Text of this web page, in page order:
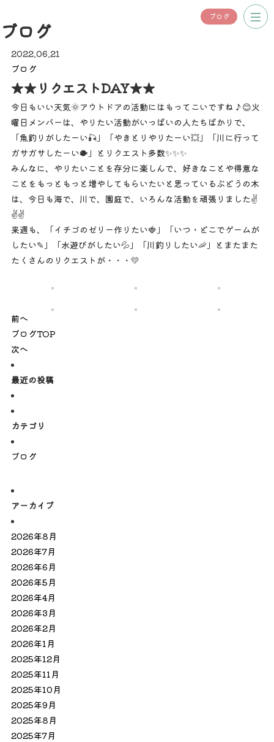
ブログ
ブログ
2022.06.21
ブログ
★★リクエストDAY★★
今日もいい天気🌞アウトドアの活動にはもってこいですね♪😊火
曜日メンバーは、やりたい活動がいっぱいの人たちばかりで、
「魚釣りがしたーい🎣」「やきとりやりたーい💥」「川に行って
ガサガサしたーい🐡」とリクエスト多数✨✨✨
みんなに、やりたいことを存分に楽しんで、好きなことや得意な
ことをもっともっと増やしてもらいたいと思っているぶどうの木
は、今日も海で、川で、園庭で、いろんな活動を頑張りました✌
✌✌
来週も、「イチゴのゼリー作りたい🍓」「いつ・どこでゲームが
したい✎」「水遊びがしたい💦」「川釣りしたい🦐」とまたまた
たくさんのリクエストが・・・💛
前へ
ブログTOP
次へ
最近の投稿
カテゴリ
ブログ
アーカイブ
2026年8月
2026年7月
2026年6月
2026年5月
2026年4月
2026年3月
2026年2月
2026年1月
2025年12月
2025年11月
2025年10月
2025年9月
2025年8月
2025年7月